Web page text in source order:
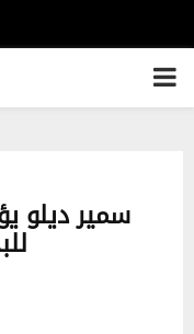
PRIMARY
سمير ديلو